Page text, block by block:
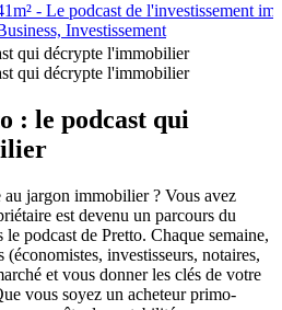
- Le podcast de l'investissement
Investissement
qui décrypte l'immobilier
qui décrypte l'immobilier
: le podcast qui
jargon immobilier ? Vous avez
est devenu un parcours du
podcast de Pretto. Chaque semaine,
investisseurs, notaires,
et vous donner les clés de votre
vous soyez un acheteur primo-